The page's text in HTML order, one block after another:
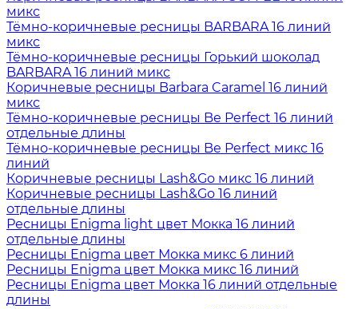
микс
Тёмно-коричневые ресницы BARBARA 16 линий
микс
Тёмно-коричневые ресницы Горький шоколад
BARBARA 16 линий микс
Коричневые ресницы Barbara Caramel 16 линий
микс
Тёмно-коричневые ресницы Be Perfect 16 линий
отдельные длины
Тёмно-коричневые ресницы Be Perfect микс 16
линий
Коричневые ресницы Lash&Go микс 16 линий
Коричневые ресницы Lash&Go 16 линий
отдельные длины
Ресницы Enigma light цвет Мокка 16 линий
отдельные длины
Ресницы Enigma цвет Мокка микс 6 линий
Ресницы Enigma цвет Мокка микс 16 линий
Ресницы Enigma цвет Мокка 16 линий отдельные
длины